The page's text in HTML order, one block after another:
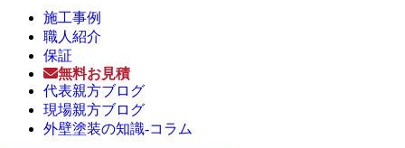
施工事例
職人紹介
保証
無料お見積
代表親方ブログ
現場親方ブログ
外壁塗装の知識-コラム